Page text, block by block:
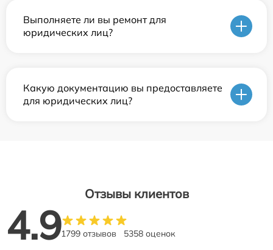
Выполняете ли вы ремонт для
юридических лиц?
Какую документацию вы предоставляете
для юридических лиц?
Отзывы клиентов
4.91799 отзывов 5358 оценок